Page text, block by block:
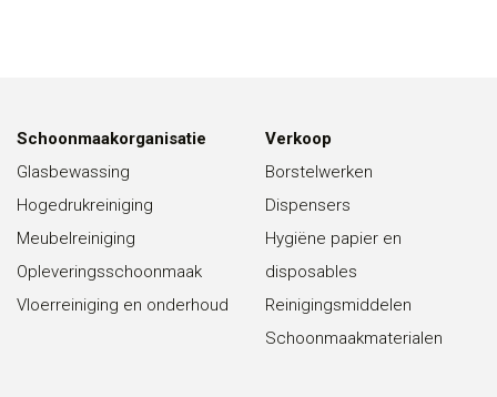
Schoonmaakorganisatie
Glasbewassing
Hogedrukreiniging
Meubelreiniging
Opleveringsschoonmaak
Vloerreiniging en onderhoud
Verkoop
Borstelwerken
Dispensers
Hygiëne papier en
disposables
Reinigingsmiddelen
Schoonmaakmaterialen